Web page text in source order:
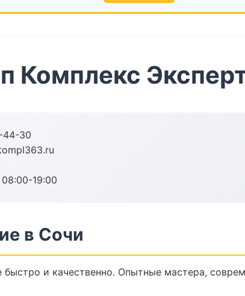
Комплекс
44-30
19:00
в Сочи
быстро и качественно. Опытные мастера,